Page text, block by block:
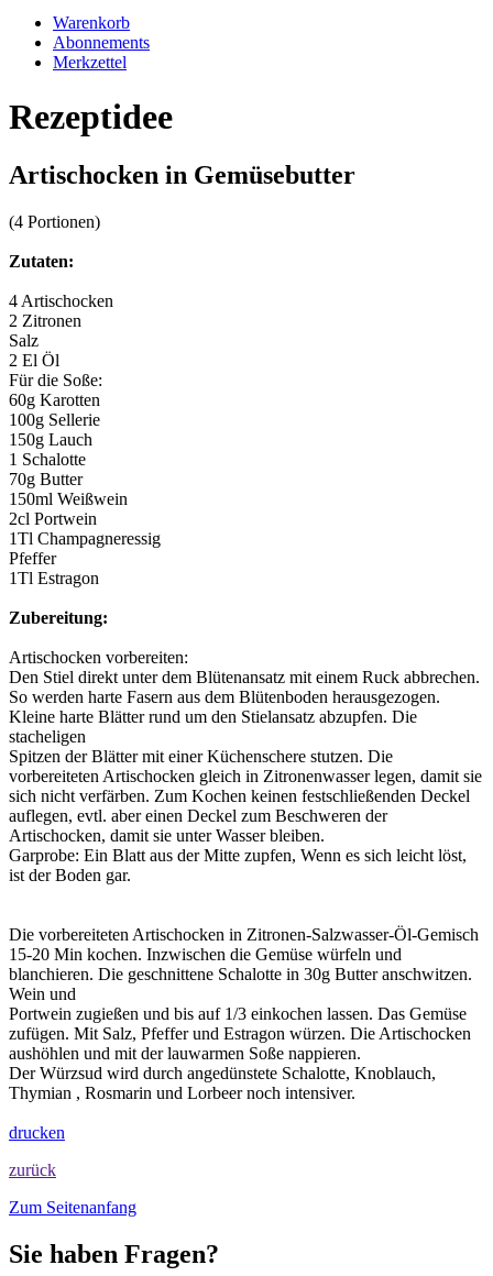
Warenkorb
Abonnements
Merkzettel
Rezeptidee
Artischocken in Gemüsebutter
(4 Portionen)
Zutaten:
4 Artischocken
2 Zitronen
Salz
2 El Öl
Für die Soße:
60g Karotten
100g Sellerie
150g Lauch
1 Schalotte
70g Butter
150ml Weißwein
2cl Portwein
1Tl Champagneressig
Pfeffer
1Tl Estragon
Zubereitung:
Artischocken vorbereiten:
Den Stiel direkt unter dem Blütenansatz mit einem Ruck abbrechen.
So werden harte Fasern aus dem Blütenboden herausgezogen.
Kleine harte Blätter rund um den Stielansatz abzupfen. Die
stacheligen
Spitzen der Blätter mit einer Küchenschere stutzen. Die
vorbereiteten Artischocken gleich in Zitronenwasser legen, damit sie
sich nicht verfärben. Zum Kochen keinen festschließenden Deckel
auflegen, evtl. aber einen Deckel zum Beschweren der
Artischocken, damit sie unter Wasser bleiben.
Garprobe: Ein Blatt aus der Mitte zupfen, Wenn es sich leicht löst,
ist der Boden gar.
Die vorbereiteten Artischocken in Zitronen-Salzwasser-Öl-Gemisch
15-20 Min kochen. Inzwischen die Gemüse würfeln und
blanchieren. Die geschnittene Schalotte in 30g Butter anschwitzen.
Wein und
Portwein zugießen und bis auf 1/3 einkochen lassen. Das Gemüse
zufügen. Mit Salz, Pfeffer und Estragon würzen. Die Artischocken
aushöhlen und mit der lauwarmen Soße nappieren.
Der Würzsud wird durch angedünstete Schalotte, Knoblauch,
Thymian , Rosmarin und Lorbeer noch intensiver.
drucken
zurück
Zum Seitenanfang
Sie haben Fragen?